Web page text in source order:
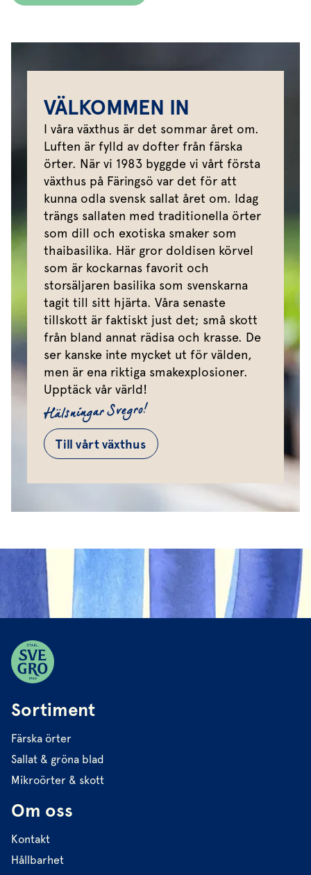
VÄLKOMMEN IN
I våra växthus är det sommar året om.
Luften är fylld av dofter från färska
örter. När vi 1983 byggde vi vårt första
växthus på Färingsö var det för att
kunna odla svensk sallat året om. Idag
trängs sallaten med traditionella örter
som dill och exotiska smaker som
thaibasilika. Här gror doldisen körvel
som är kockarnas favorit och
storsäljaren basilika som svenskarna
tagit till sitt hjärta. Våra senaste
tillskott är faktiskt just det; små skott
från bland annat rädisa och krasse. De
ser kanske inte mycket ut för välden,
men är ena riktiga smakexplosioner.
Upptäck vår värld!
Hälsningar Svegro!
Till vårt växthus
Sortiment
Färska örter
Sallat & gröna blad
Mikroörter & skott
Om oss
Kontakt
Hållbarhet